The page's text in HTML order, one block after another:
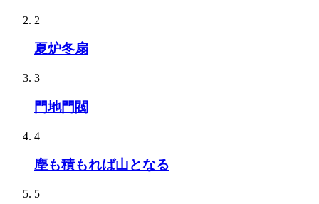
2
夏炉冬扇
3
門地門閥
4
塵も積もれば山となる
5